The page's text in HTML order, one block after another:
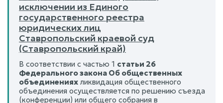
исключении из Единого
государственного реестра
юридических лиц
Ставропольский краевой суд
(Ставропольский край)
В соответствии с частью 1 статьи 26
Федерального закона Об общественных
объединениях ликвидация общественного
объединения осуществляется по решению съезда
(конференции) или общего собрания в